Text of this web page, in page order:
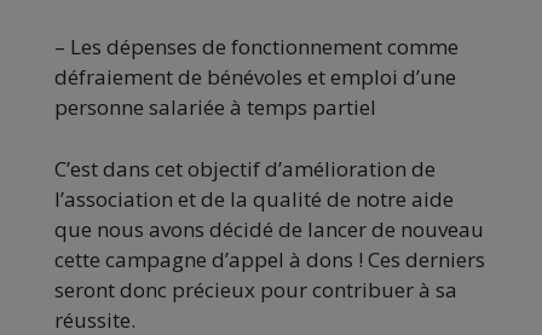
– Les dépenses de fonctionnement comme
défraiement de bénévoles et emploi d’une
personne salariée à temps partiel
C’est dans cet objectif d’amélioration de
l’association et de la qualité de notre aide
que nous avons décidé de lancer de nouveau
cette campagne d’appel à dons ! Ces derniers
seront donc précieux pour contribuer à sa
réussite.